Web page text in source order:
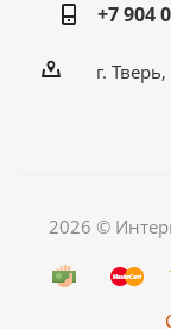
+7 904
г.
2026 ©